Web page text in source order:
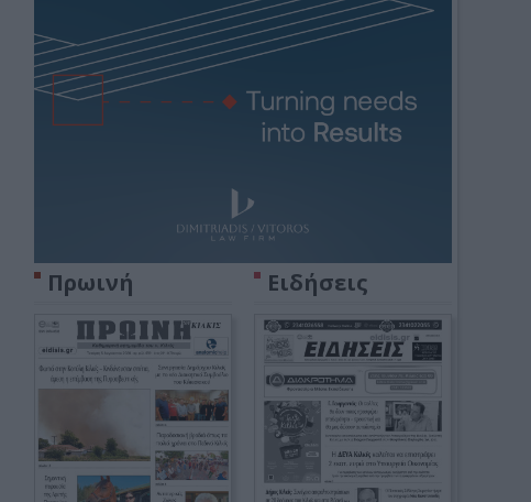
Πρωινή Ειδήσεις